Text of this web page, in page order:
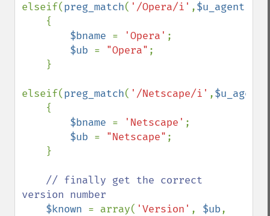
elseif(preg_match( '/Opera/i' ,$u_agent
$bname = 'Opera' ;
$ub = "Opera" ;
elseif(preg_match( '/Netscape/i' ,$u_agent
$bname = 'Netscape' ;
$ub = "Netscape" ;
// finally get the correct
version number
$known = array( 'Version' , $ub